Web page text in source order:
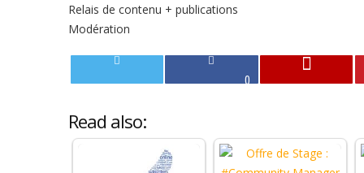
Relais de contenu + publications
Modération
0
Read also: